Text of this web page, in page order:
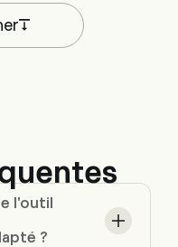
l'outil
?